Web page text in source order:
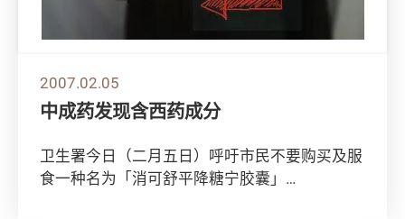
2007.02.05
中成药发现含西药成分
卫生署今日（二月五日）呼吁市民不要购买及服
食一种名为「消可舒平降糖宁胶囊」